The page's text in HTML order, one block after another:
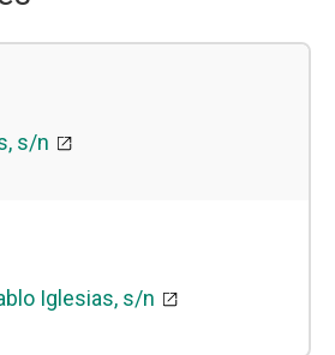
s/n
Iglesias, s/n